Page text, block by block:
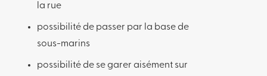
la rue
possibilité de passer par la base de
sous-marins
possibilité de se garer aisément sur